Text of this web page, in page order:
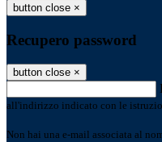
button close ×
Recupero password
button close ×
all'indirizzo indicato con le
Non hai una e-mail associata al